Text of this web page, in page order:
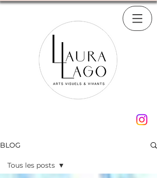
BLOG
Tous les posts